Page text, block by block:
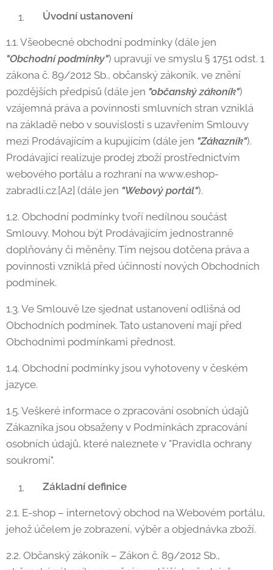
Úvodní ustanovení
1.1. Všeobecné obchodní podmínky (dále jen
"Obchodní podmínky") upravují ve smyslu § 1751 odst. 1
zákona č. 89/2012 Sb., občanský zákoník, ve znění
pozdějších předpisů (dále jen "občanský zákoník")
vzájemná práva a povinnosti smluvních stran vzniklá
na základě nebo v souvislosti s uzavřením Smlouvy
mezi Prodávajícím a kupujícím (dále jen "Zákazník").
Prodávající realizuje prodej zboží prostřednictvím
webového portálu a rozhraní na www.eshop-
zabradli.cz.[A2] (dále jen "Webový portál").
1.2. Obchodní podmínky tvoří nedílnou součást
Smlouvy. Mohou být Prodávajícím jednostranně
doplňovány či měněny. Tím nejsou dotčena práva a
povinnosti vzniklá před účinností nových Obchodních
podmínek.
1.3. Ve Smlouvě lze sjednat ustanovení odlišná od
Obchodních podmínek. Tato ustanovení mají před
Obchodními podmínkami přednost.
1.4. Obchodní podmínky jsou vyhotoveny v českém
jazyce.
1.5. Veškeré informace o zpracování osobních údajů
Zákazníka jsou obsaženy v Podmínkách zpracování
osobních údajů, které naleznete v "Pravidla ochrany
soukromí".
Základní definice
2.1. E-shop – internetový obchod na Webovém portálu,
jehož účelem je zobrazení, výběr a objednávka zboží.
2.2. Občanský zákoník – Zákon č. 89/2012 Sb.,